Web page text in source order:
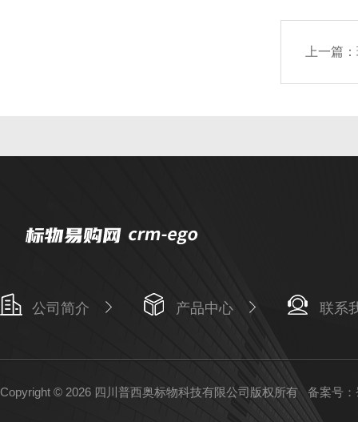
上一篇：
公司简介 产品中心 联系
Copyright © 2026 四川普西奥标物科技有限公司版权所有 备案号：